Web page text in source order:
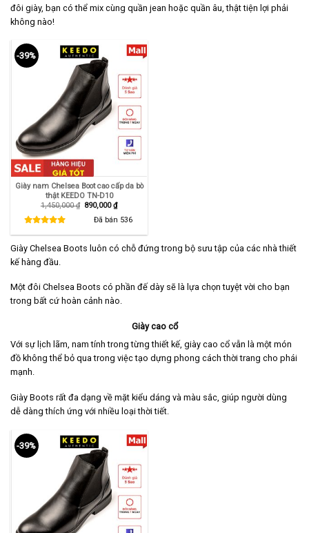
đôi giày, bạn có thể mix cùng quần jean hoặc quần âu, thật tiện lợi phải
không nào!
-39%
Giày nam Chelsea Boot cao cấp da bò
thật KEEDO TN-D10
1,450,000₫ Giá
890,000₫Giá
hiện
tại
Đã bán 536
Giày Chelsea Boots luôn có chỗ đứng trong bộ sưu tập của các nhà thiết
kế hàng đầu.
Một đôi Chelsea Boots có phần đế dày sẽ là lựa chọn tuyệt vời cho bạn
trong bất cứ hoàn cảnh nào.
Giày cao cổ
Với sự lịch lãm, nam tính trong từng thiết kế, giày cao cổ vẫn là một món
đồ không thể bỏ qua trong việc tạo dựng phong cách thời trang cho phái
mạnh.
Giày Boots rất đa dạng về mặt kiểu dáng và màu sắc, giúp người dùng
dễ dàng thích ứng với nhiều loại thời tiết.
-39%